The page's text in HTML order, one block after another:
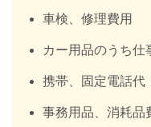
車検、修理費用
カー用品のうち仕
携帯、固定電話代
事務用品、消耗品